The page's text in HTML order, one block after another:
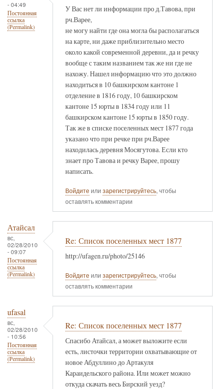
- 04:49
Постоянная
ссылка
(Permalink)
У Вас нет ли информации про д.Тавова, при
рч.Варее,
не могу найти где она могла бы располагаться
на карте, ни даже приблизительно место
около какой современной деревни, да и речку
вообще с таким названием так же ни где не
нахожу. Нашел информацию что это должно
находиться в 10 башкирском кантоне 1
отделение в 1816 году, 10 башкирском
кантоне 15 юрты в 1834 году или 11
башкирском кантоне 15 юрты в 1850 году.
Так же в списке поселенных мест 1877 года
указано что при речке при рч.Варее
находилась деревня Мосягутова. Если кто
знает про Тавова и речку Варее, прошу
написать.
Войдите или зарегистрируйтесь, чтобы
оставлять комментарии
Атайсал
вс,
02/28/2010
- 09:07
Постоянная
ссылка
(Permalink)
Re: Список поселенных мест 1877
http://ufagen.ru/photo/25146
Войдите или зарегистрируйтесь, чтобы
оставлять комментарии
ufasal
вс,
02/28/2010
- 10:56
Постоянная
ссылка
(Permalink)
Re: Список поселенных мест 1877
Спасибо Атайсал, а может выложите если
есть, листочки территории охватывающие от
новое Абдуллино до Артакуля
Караидельского района. Или может можно
откуда скачать весь Бирский уезд?